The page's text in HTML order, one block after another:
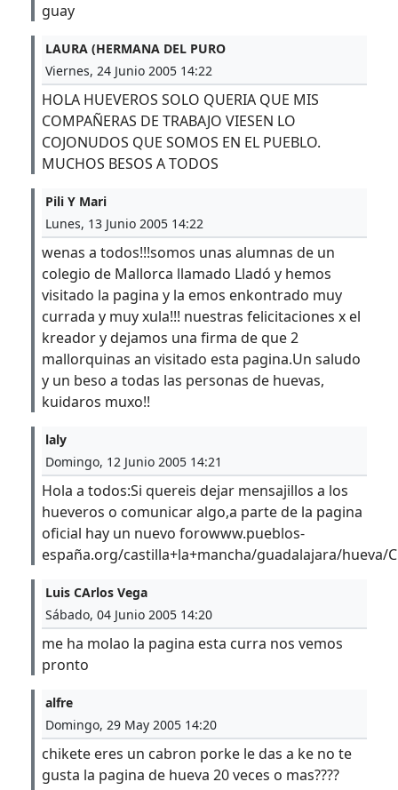
guay
LAURA (HERMANA DEL PURO
Viernes, 24 Junio 2005 14:22
HOLA HUEVEROS SOLO QUERIA QUE MIS
COMPAÑERAS DE TRABAJO VIESEN LO
COJONUDOS QUE SOMOS EN EL PUEBLO.
MUCHOS BESOS A TODOS
Pili Y Mari
Lunes, 13 Junio 2005 14:22
wenas a todos!!!somos unas alumnas de un
colegio de Mallorca llamado Lladó y hemos
visitado la pagina y la emos enkontrado muy
currada y muy xula!!! nuestras felicitaciones x el
kreador y dejamos una firma de que 2
mallorquinas an visitado esta pagina.Un saludo
y un beso a todas las personas de huevas,
kuidaros muxo!!
laly
Domingo, 12 Junio 2005 14:21
Hola a todos:Si quereis dejar mensajillos a los
hueveros o comunicar algo,a parte de la pagina
oficial hay un nuevo forowww.pueblos-
españa.org/castilla+la+mancha/guadalajara/hueva/
Luis CArlos Vega
Sábado, 04 Junio 2005 14:20
me ha molao la pagina esta curra nos vemos
pronto
alfre
Domingo, 29 May 2005 14:20
chikete eres un cabron porke le das a ke no te
gusta la pagina de hueva 20 veces o mas????